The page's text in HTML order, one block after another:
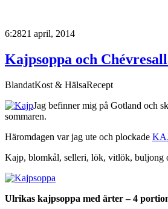
6:2821 april, 2014
Kajpsoppa och
BlandatKost & HälsaRecept
Jag befinner mig på Gotland och
sommaren.
Häromdagen var jag ute och plockade
Kajp, blomkål, selleri, lök, vitlök, buljong
Ulrikas kajpsoppa med ärter – 4